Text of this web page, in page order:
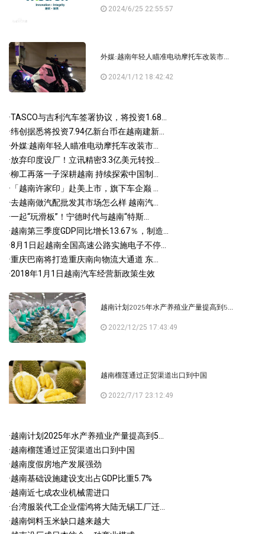
2024/6/25 22:55:57
外媒:越南年轻人瞄准电动摩托车改装市...
2024/1/12 18:42:42
·TASCO与吉利汽车签署协议，将投资1.68...
·纬创据悉将投资7.94亿新台币在越南建新...
·外媒:越南年轻人瞄准电动摩托车改装市...
·放弃印度设厂！立讯精密3.3亿美元转投...
·柳工再落一子深耕越南 持续探索中国制...
· 「越南许家印」赴美上市，旗下车企巅 ...
·去越南做汽配批发其市场怎么样 越南汽...
·一起“玩滑板”！宁德时代与越南“特斯...
·越南第三季度GDP同比增长13.67％，制造...
·8月1日起越南全国高速公路实施电子不停...
·重庆巴南将打造重庆南向物流大通道 东...
·2018年1月1日越南汽车经营新政策生效
越南计划2025年水产养殖业产量提高到5...
2022/12/25 17:43:49
越南榴莲通过正贸渠道出口到中国
2022/7/17 23:12:49
·越南计划2025年水产养殖业产量提高到5...
·越南榴莲通过正贸渠道出口到中国
·越南度假房地产发展强劲
·越南基础设施建设支出占GDP比重5.7%
·越南近七成农业机械需进口
·台湾服装代工企业儒鸿将大陆无锡工厂迁...
·越南饲料玉米缺口越来越大